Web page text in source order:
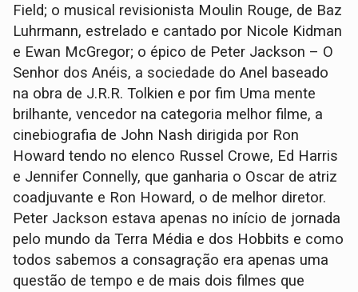
Field; o musical revisionista Moulin Rouge, de Baz
Luhrmann, estrelado e cantado por Nicole Kidman
e Ewan McGregor; o épico de Peter Jackson – O
Senhor dos Anéis, a sociedade do Anel baseado
na obra de J.R.R. Tolkien e por fim Uma mente
brilhante, vencedor na categoria melhor filme, a
cinebiografia de John Nash dirigida por Ron
Howard tendo no elenco Russel Crowe, Ed Harris
e Jennifer Connelly, que ganharia o Oscar de atriz
coadjuvante e Ron Howard, o de melhor diretor.
Peter Jackson estava apenas no início de jornada
pelo mundo da Terra Média e dos Hobbits e como
todos sabemos a consagração era apenas uma
questão de tempo e de mais dois filmes que